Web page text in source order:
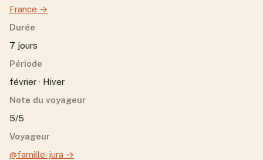
France →
Durée
7 jours
Période
février · Hiver
Note du voyageur
5/5
Voyageur
@famille-jura →